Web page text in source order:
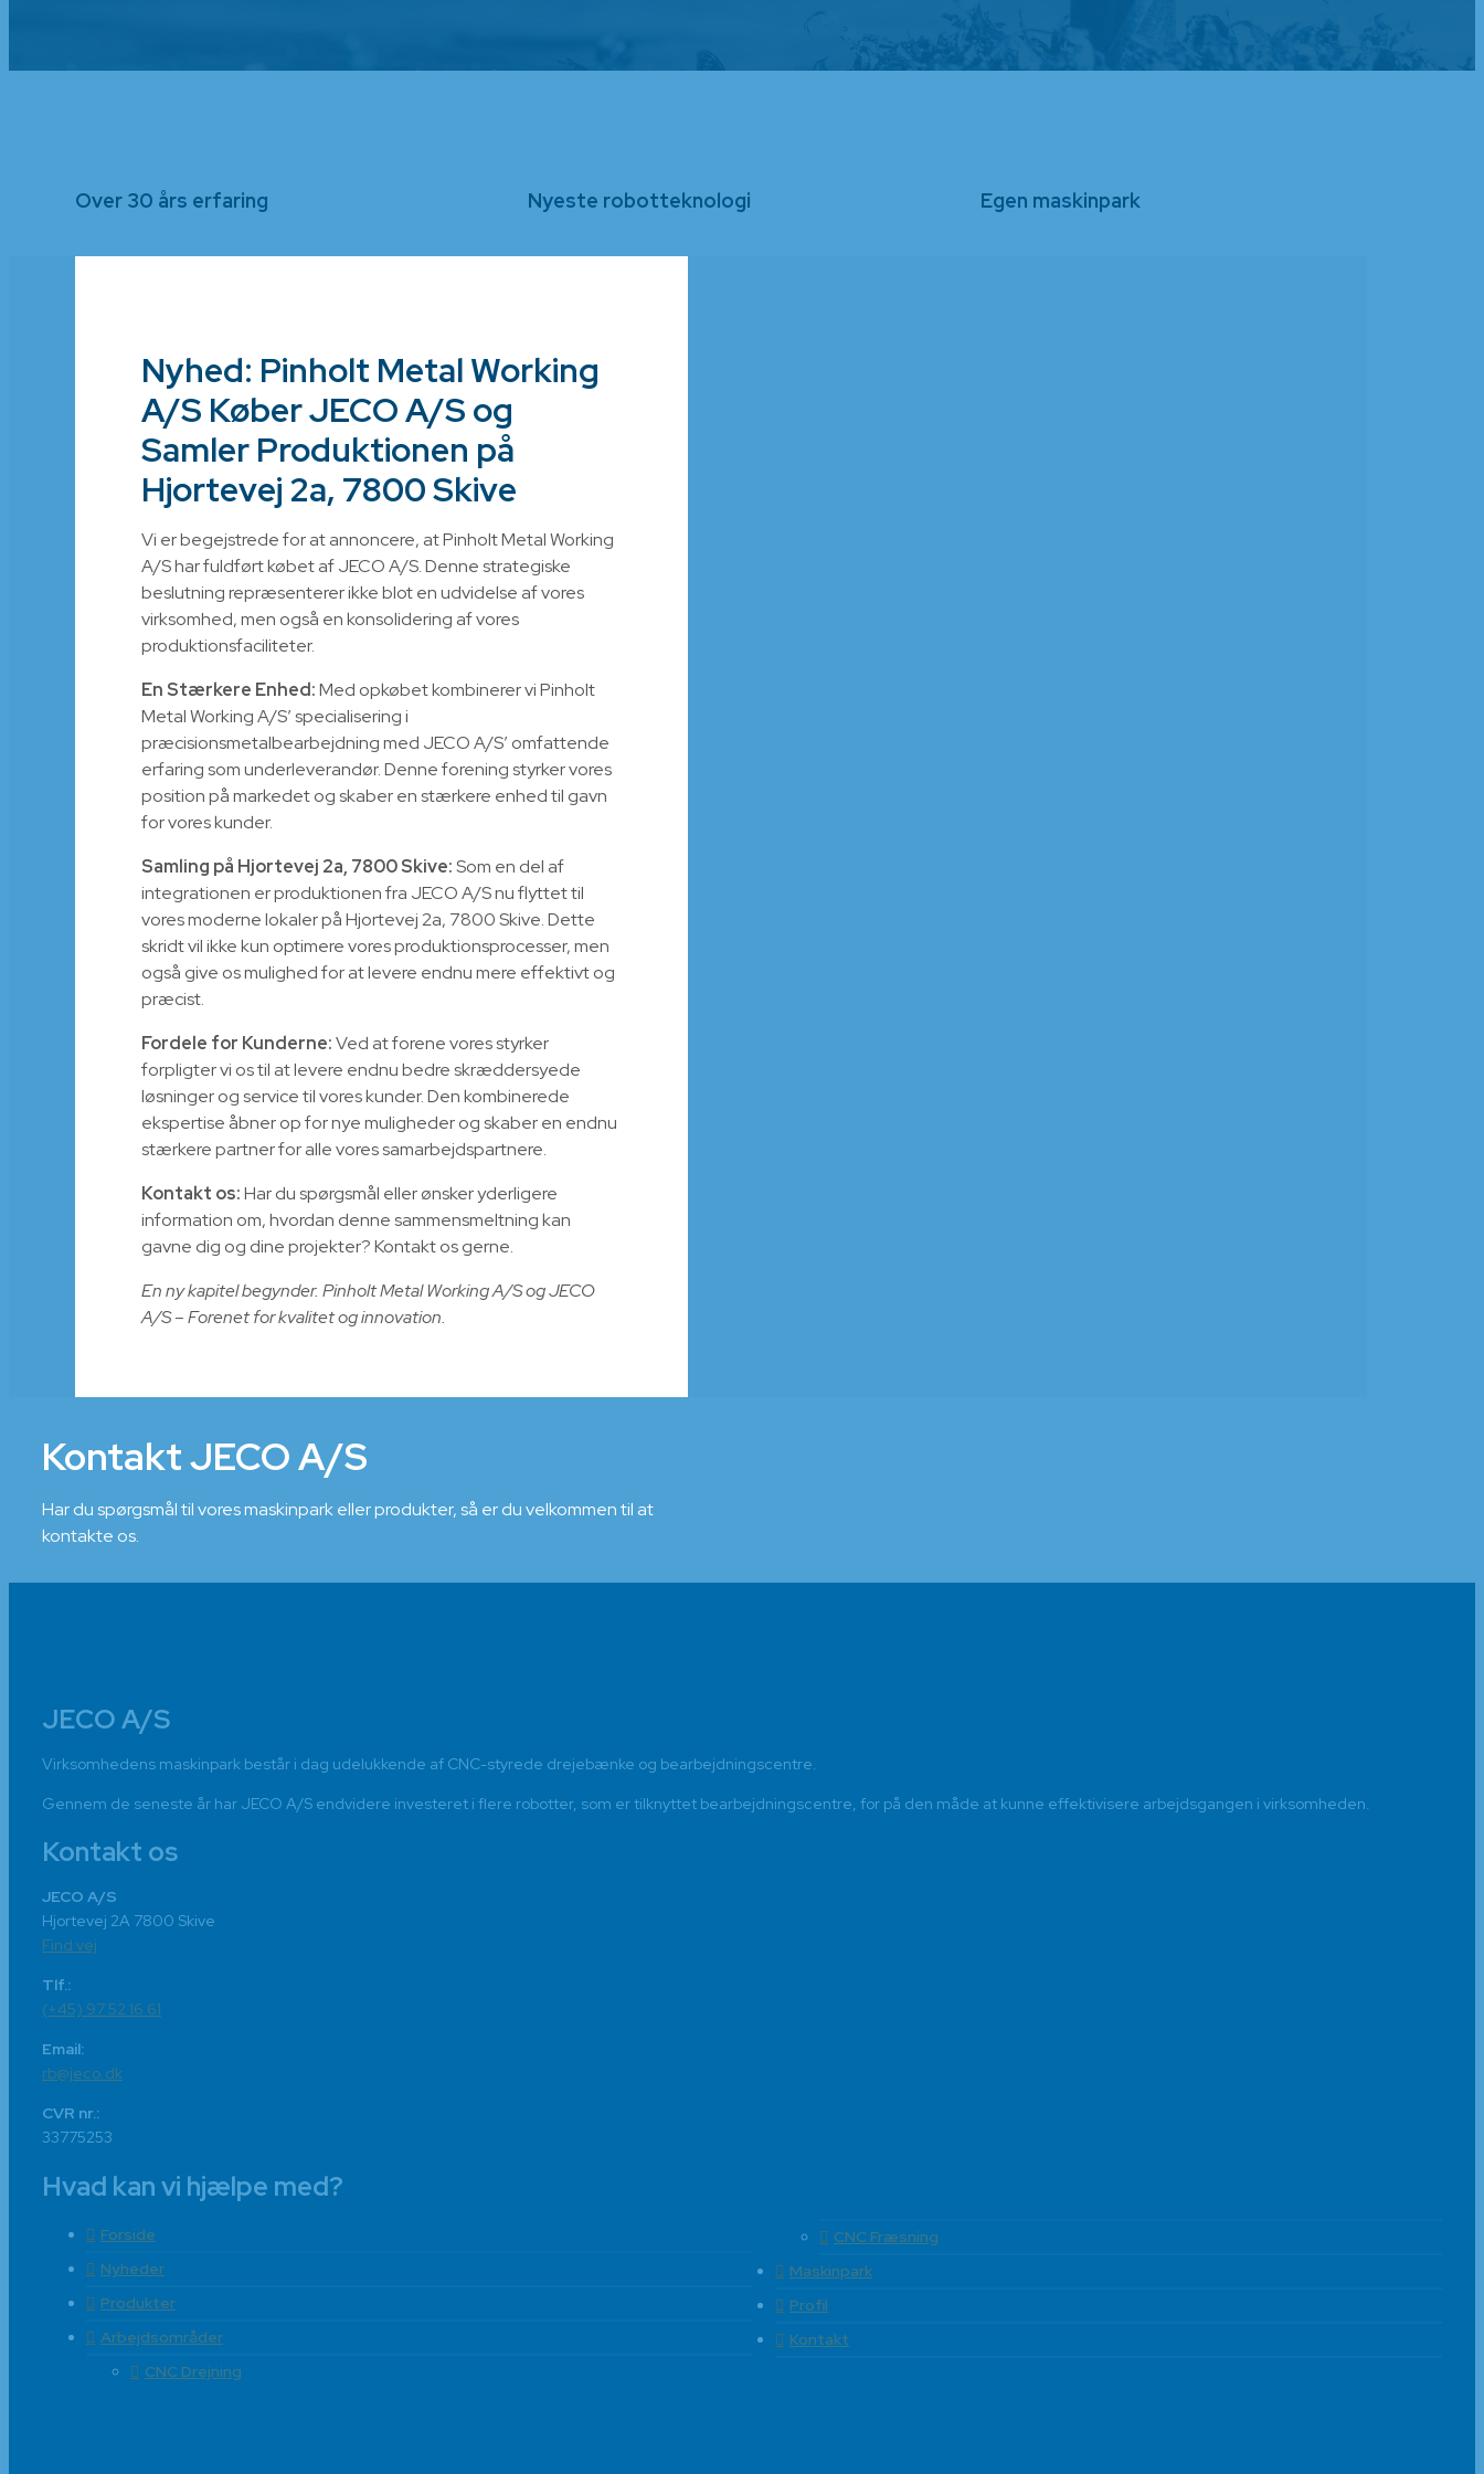
Over 30 års erfaring Nyeste robotteknologi Egen maskinpark
Nyhed: Pinholt Metal Working
A/S Køber JECO A/S og
Samler Produktionen på
Hjortevej 2a, 7800 Skive
Vi er begejstrede for at annoncere, at Pinholt Metal Working
A/S har fuldført købet af JECO A/S. Denne strategiske
beslutning repræsenterer ikke blot en udvidelse af vores
virksomhed, men også en konsolidering af vores
produktionsfaciliteter.
En Stærkere Enhed:Med opkøbet kombinerer vi Pinholt
Metal Working A/S’ specialisering i
præcisionsmetalbearbejdning med JECO A/S’ omfattende
erfaring som underleverandør. Denne forening styrker vores
position på markedet og skaber en stærkere enhed til gavn
for vores kunder.
Samling på Hjortevej 2a, 7800 Skive:Som en del af
integrationen er produktionen fra JECO A/S nu flyttet til
vores moderne lokaler på Hjortevej 2a, 7800 Skive. Dette
skridt vil ikke kun optimere vores produktionsprocesser, men
også give os mulighed for at levere endnu mere effektivt og
præcist.
Fordele for Kunderne:Ved at forene vores styrker
forpligter vi os til at levere endnu bedre skræddersyede
løsninger og service til vores kunder. Den kombinerede
ekspertise åbner op for nye muligheder og skaber en endnu
stærkere partner for alle vores samarbejdspartnere.
Kontakt os:Har du spørgsmål eller ønsker yderligere
information om, hvordan denne sammensmeltning kan
gavne dig og dine projekter? Kontakt os gerne.
En ny kapitel begynder. Pinholt Metal Working A/S og JECO
A/S – Forenet for kvalitet og innovation.
Kontakt JECO A/S
Har du spørgsmål til vores maskinpark eller produkter, så er du velkommen til at
kontakte os.
​JECO A/S
Virksomhedens maskinpark består i dag udelukkende af CNC-styrede drejebænke og bearbejdningscentre.
Gennem de seneste år har JECO A/S endvidere investeret i flere robotter, som er tilknyttet bearbejdningscentre, for på den måde at kunne effektivisere arbejdsgangen i virksomheden.​​
Kontakt os
​JECO A/S
Hjortevej 2A 7800 Skive
Find vej
Tlf.:
(+45) 97 52 16 61
Email:
rb@jeco.dk
CVR nr.:
33775253
Hvad kan vi hjælpe med?
Forside
Nyheder
Produkter
Arbejdsområder
CNC Drejning
CNC Fræsning
Maskinpark
Profil
Kontakt